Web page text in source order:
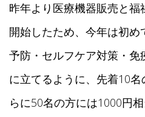
昨年より医療機器販売と
開始したため、今年は初
予防・セルフケア対策・
に立てるように、先着10
らに50名の方には1000円